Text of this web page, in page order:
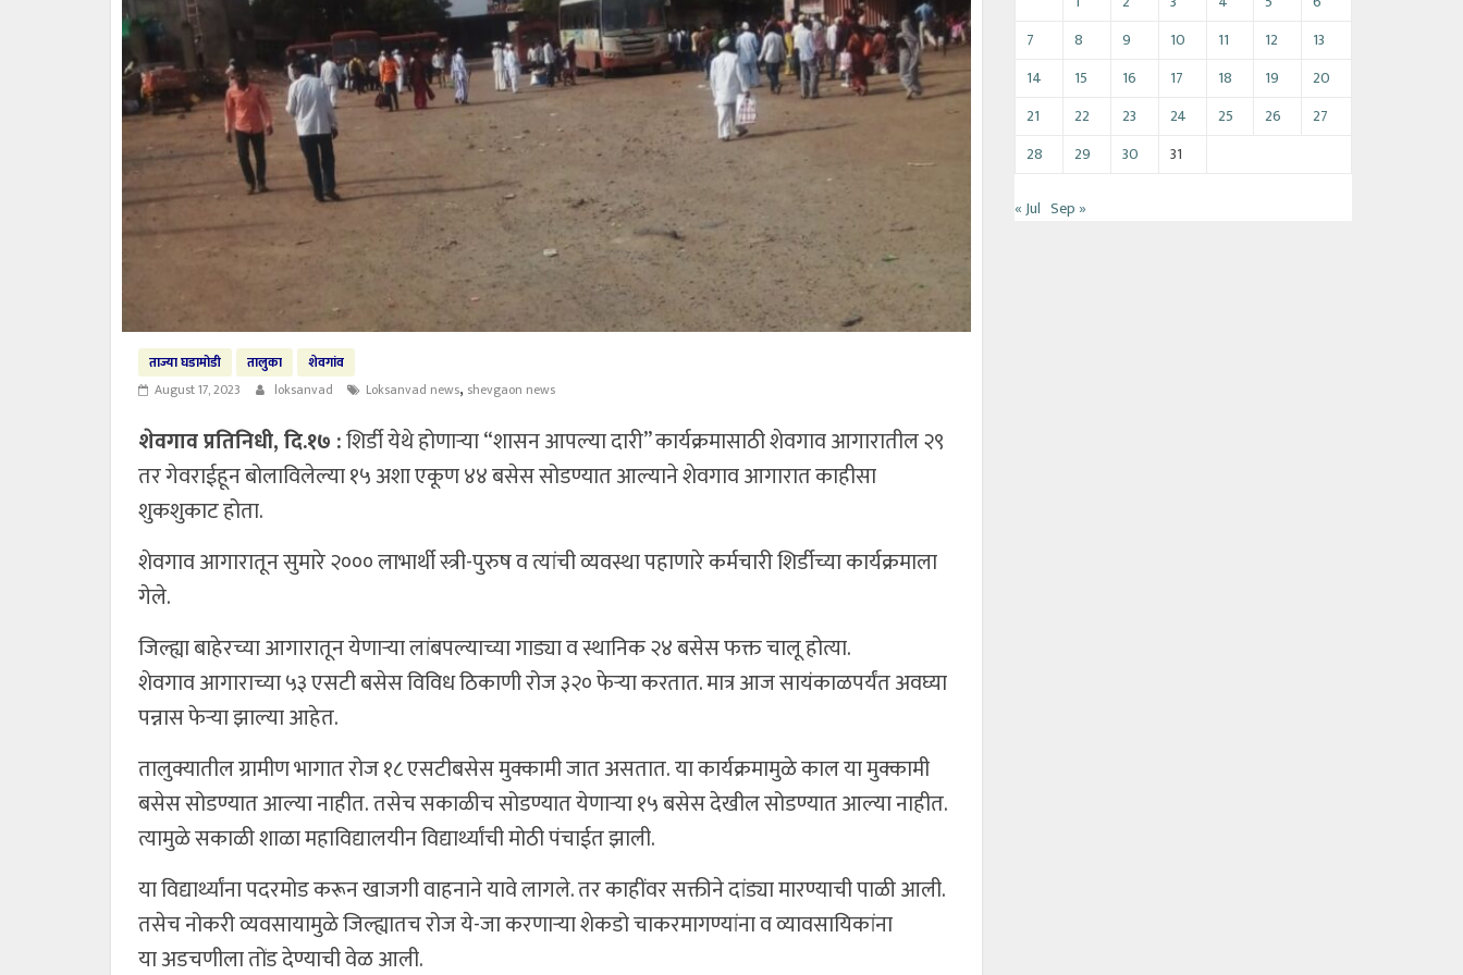
ताज्या घडामोडी तालुका
शेवगांव
August 17, 2023
loksanvad Loksanvad news, shevgaon news
शेवगाव प्रतिनिधी, दि.१७ :शिर्डी येथे होणाऱ्या “शासन आपल्या दारी” कार्यक्रमासाठी शेवगाव आगारातील २९
तर गेवराईहून बोलाविलेल्या १५ अशा एकूण ४४ बसेस सोडण्यात आल्याने शेवगाव आगारात काहीसा
शुकशुकाट होता.
शेवगाव आगारातून सुमारे २००० लाभार्थी स्त्री-पुरुष व त्यांची व्यवस्था पहाणारे कर्मचारी शिर्डीच्या कार्यक्रमाला
गेले.
जिल्ह्या बाहेरच्या आगारातून येणाऱ्या लांबपल्याच्या गाड्या व स्थानिक २४ बसेस फक्त चालू होत्या.
शेवगाव आगाराच्या ५३ एसटी बसेस विविध ठिकाणी रोज ३२० फेऱ्या करतात. मात्र आज सायंकाळपर्यंत अवघ्या
पन्नास फेऱ्या झाल्या आहेत.
तालुक्यातील ग्रामीण भागात रोज १८ एसटीबसेस मुक्कामी जात असतात. या कार्यक्रमामुळे काल या मुक्कामी
बसेस सोडण्यात आल्या नाहीत. तसेच सकाळीच सोडण्यात येणार्‍या १५ बसेस देखील सोडण्यात आल्या नाहीत.
त्यामुळे सकाळी शाळा महाविद्यालयीन विद्यार्थ्यांची मोठी पंचाईत झाली.
या विद्यार्थ्यांना पदरमोड करून खाजगी वाहनाने यावे लागले. तर काहींवर सक्तीने दांड्या मारण्याची पाळी आली.
तसेच नोकरी व्यवसायामुळे जिल्ह्यातच रोज ये-जा करणाऱ्या शेकडो चाकरमागण्यांना व व्यावसायिकांना
या अडचणीला तोंड देण्याची वेळ आली.
7
8 9 10 11 12
13
14
15 16 17 18 19
20
21
22 23 24 25 26
27
28
29 30 31
« Jul Sep »